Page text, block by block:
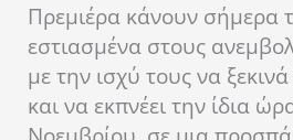
Πρεμιέρα κάνουν σήμερα
εστιασμένα στους
με την ισχύ τους να
και να εκπνέει την ίδια